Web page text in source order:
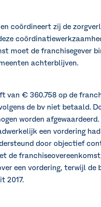
coördineert zij de
moet de franchisegever
achterblijven.
van € 360.758 op de
de bv niet betaald.
worden
een vordering
door objectief
de
een vordering, terwijl de
2017.